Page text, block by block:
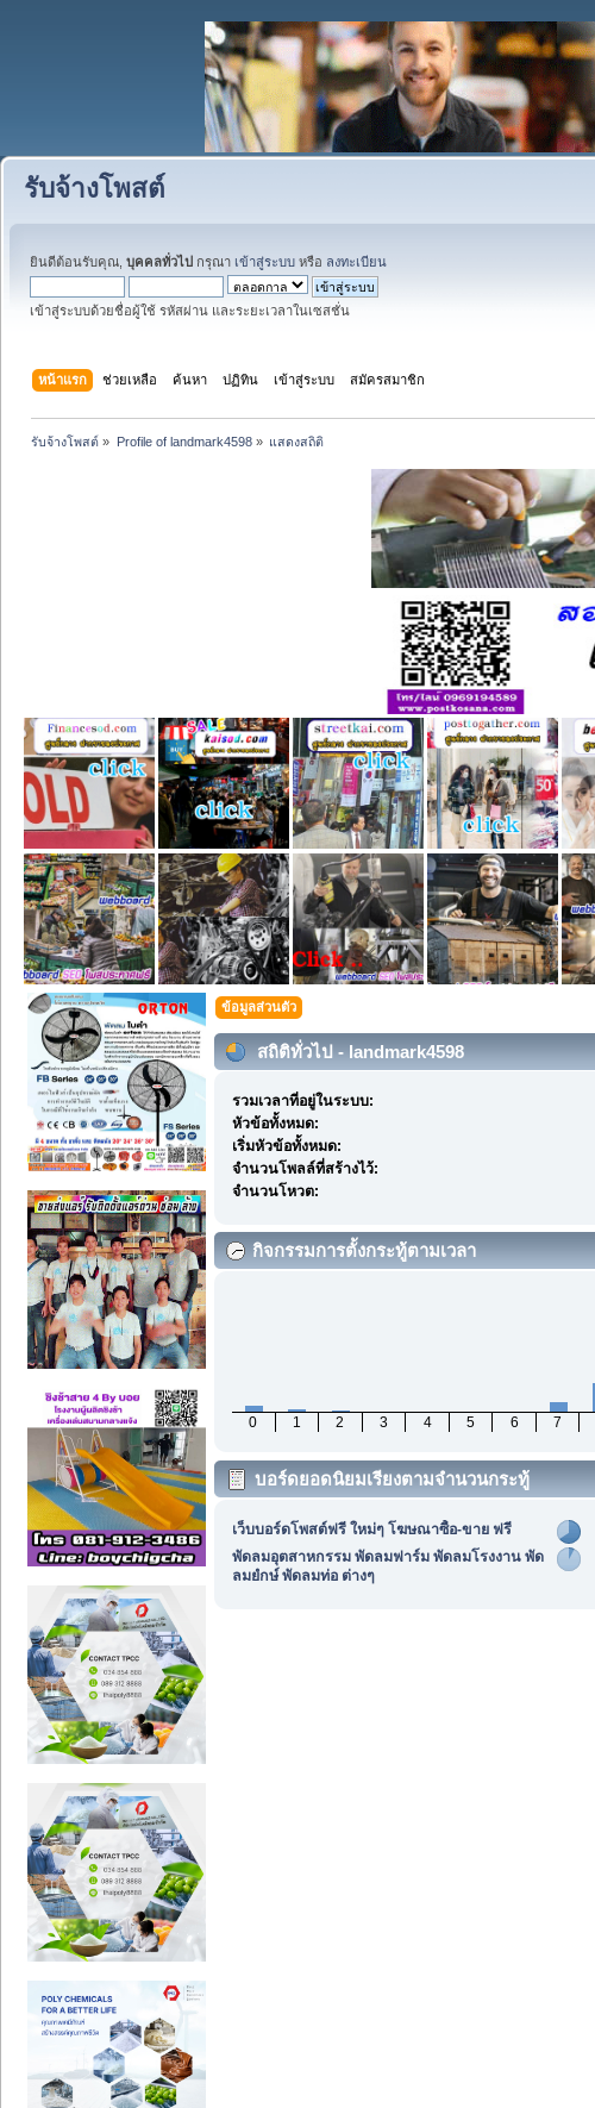
รับจ้างโพสต์
ยินดีต้อนรับคุณ, บุคคลทั่วไป กรุณา เข้าสู่ระบบ หรือ ลงทะเบียน
เข้าสู่ระบบด้วยชื่อผู้ใช้ รหัสผ่าน และระยะเวลาในเซสชั่น
หน้าแรก ช่วยเหลือ ค้นหา ปฏิทิน เข้าสู่ระบบ สมัครสมาชิก
รับจ้างโพสต์ » Profile of landmark4598» แสดงสถิติ
ข้อมูลส่วนตัว
สถิติทั่วไป - landmark4598
รวมเวลาที่อยู่ในระบบ:
หัวข้อทั้งหมด:
เริ่มหัวข้อทั้งหมด:
จำนวนโพลล์ที่สร้างไว้:
จำนวนโหวต:
กิจกรรมการตั้งกระทู้ตามเวลา
0 1 2 3 4 5 6 7
บอร์ดยอดนิยมเรียงตามจำนวนกระทู้
เว็บบอร์ดโพสต์ฟรี ใหม่ๆ โฆษณาซื้อ-ขาย ฟรี
พัดลมอุตสาหกรรม พัดลมฟาร์ม พัดลมโรงงาน พัด
ลมยํกษ์ พัดลมท่อ ต่างๆ